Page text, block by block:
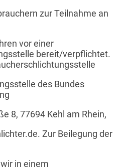
zur Teilnahme an
vor einer
bereit/verpflichtet.
des Bundes
8, 77694 Kehl am Rhein,
Zur Beilegung der
in einem